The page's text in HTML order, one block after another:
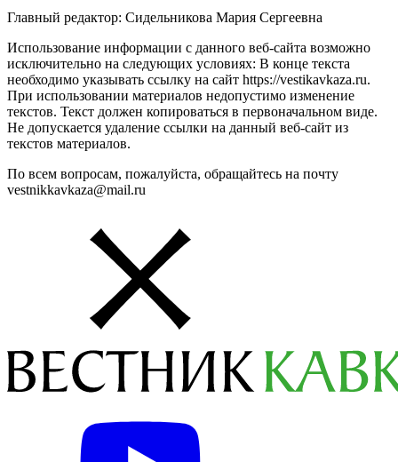
Главный редактор: Сидельникова Мария Сергеевна
Использование информации с данного веб-сайта возможно
исключительно на следующих условиях: В конце текста
необходимо указывать ссылку на сайт https://vestikavkaza.ru.
При использовании материалов недопустимо изменение
текстов. Текст должен копироваться в первоначальном виде.
Не допускается удаление ссылки на данный веб-сайт из
текстов материалов.
По всем вопросам, пожалуйста, обращайтесь на почту
vestnikkavkaza@mail.ru